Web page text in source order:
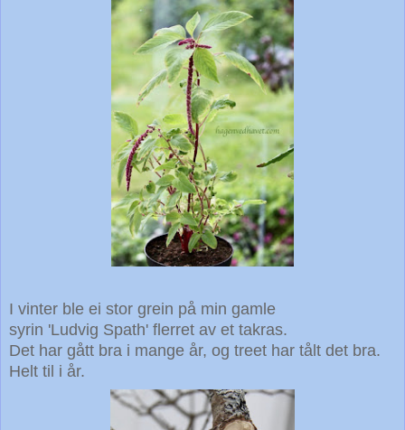
I vinter ble ei stor grein på min gamle
syrin 'Ludvig Spath' flerret av et takras.
Det har gått bra i mange år, og treet har tålt det bra.
Helt til i år.